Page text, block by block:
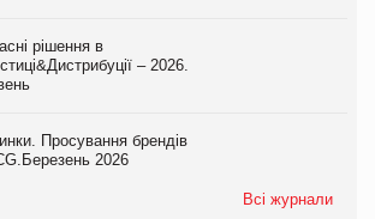
рішення в
– 2026.
Просування брендів
2026
Всі журнали